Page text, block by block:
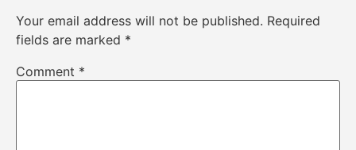
Your email address will not be published. Required
fields are marked *
Comment *